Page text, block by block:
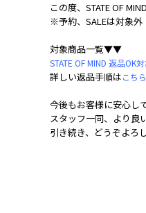
この度、STATE OF
※予約、SALEは対象外
対象商品一覧▼▼
STATE OF MIND 返品OK
詳しい返品手順はこちら
今後もお客様に安心し
スタッフ一同、より良
引き続き、どうぞよろ